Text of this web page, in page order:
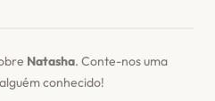
Natasha. Conte-nos uma
conhecido!